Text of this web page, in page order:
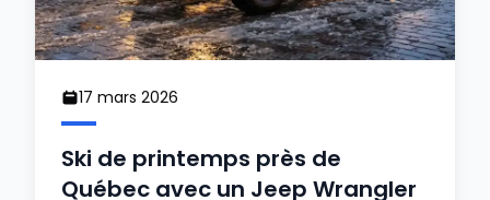
17 mars 2026
Ski de printemps près de
Québec avec un Jeep Wrangler